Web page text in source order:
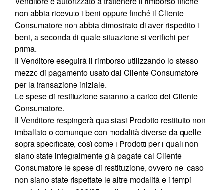
non abbia ricevuto i beni oppure finché il Cliente
Consumatore non abbia dimostrato di aver rispedito i
beni, a seconda di quale situazione si verifichi per
prima.
Il Venditore eseguirà il rimborso utilizzando lo stesso
mezzo di pagamento usato dal Cliente Consumatore
per la transazione iniziale.
Le spese di restituzione saranno a carico del Cliente
Consumatore.
Il Venditore respingerà qualsiasi Prodotto restituito non
imballato o comunque con modalità diverse da quelle
sopra specificate, così come i Prodotti per i quali non
siano state integralmente già pagate dal Cliente
Consumatore le spese di restituzione, ovvero nel caso
non siano state rispettate le altre modalità e i tempi